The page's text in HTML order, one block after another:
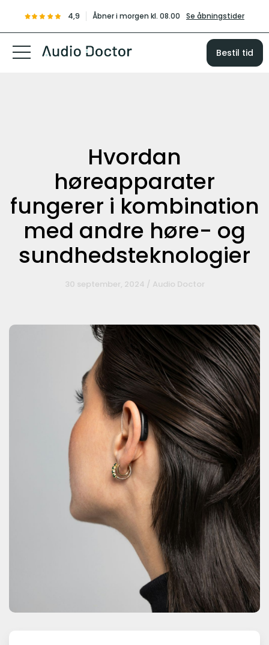
4,9 Åbner i morgen kl. 08.00 Se åbningstider
Bestil tid
Hvordan
høreapparater
fungerer i kombination
med andre høre- og
sundhedsteknologier
30 september, 2024 / Audio Doctor